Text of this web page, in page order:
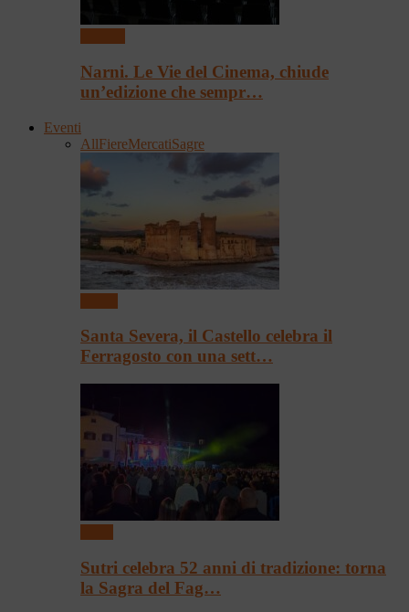
Narni. Le Vie del Cinema, chiude
un’edizione che sempr…
Eventi
AllFiereMercatiSagre
Santa Severa, il Castello celebra il
Ferragosto con una sett…
Sutri celebra 52 anni di tradizione: torna
la Sagra del Fag…